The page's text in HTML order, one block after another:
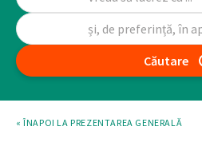
Căutare
« ÎNAPOI LA PREZENTAREA GENERALĂ